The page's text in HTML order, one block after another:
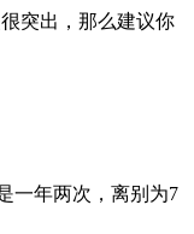
突出，那么建议你
一年两次，离别为7